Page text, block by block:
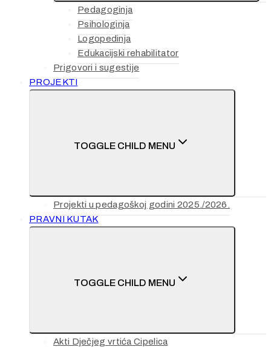
Pedagoginja
Psihologinja
Logopedinja
Edukacijski rehabilitator
Prigovori i sugestije
PROJEKTI
TOGGLE CHILD MENU
Projekti u pedagoškoj godini 2025./2026.
PRAVNI KUTAK
TOGGLE CHILD MENU
Akti Dječjeg vrtića Cipelica